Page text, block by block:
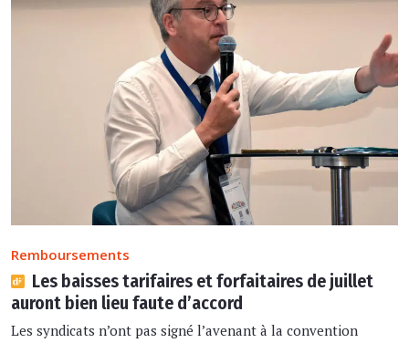
Remboursements
Les baisses tarifaires et forfaitaires de juillet
auront bien lieu faute d’accord
Les syndicats n’ont pas signé l’avenant à la convention